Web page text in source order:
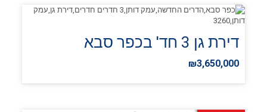
דירת גן 3 חד' בכפר סבא
₪3,650,000